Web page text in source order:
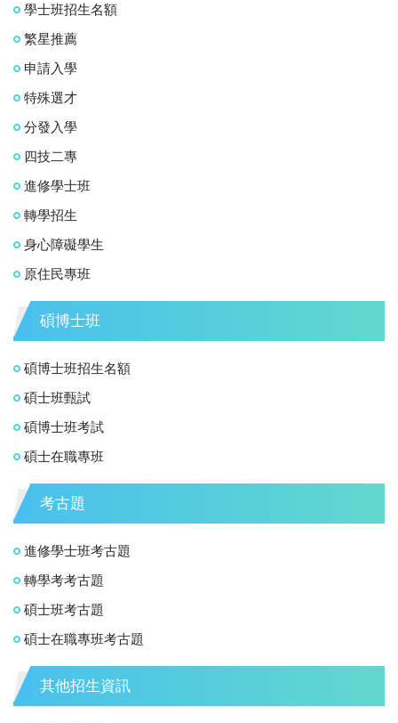
學士班招生名額
繁星推薦
申請入學
特殊選才
分發入學
四技二專
進修學士班
轉學招生
身心障礙學生
原住民專班
碩博士班
碩博士班招生名額
碩士班甄試
碩博士班考試
碩士在職專班
考古題
進修學士班考古題
轉學考考古題
碩士班考古題
碩士在職專班考古題
其他招生資訊